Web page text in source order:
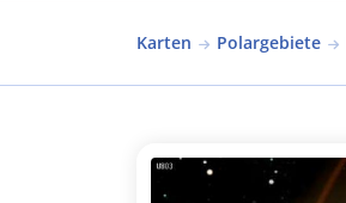
Karten Polargebiete